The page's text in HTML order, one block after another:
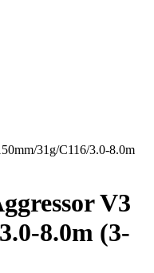
31g/C116/3.0-8.0m
V3
8.0m (3-